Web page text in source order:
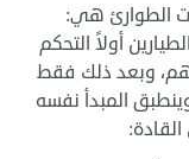
الطوارئ هي:
أولاً التحكم
وبعد ذلك فقط
المبدأ نفسه